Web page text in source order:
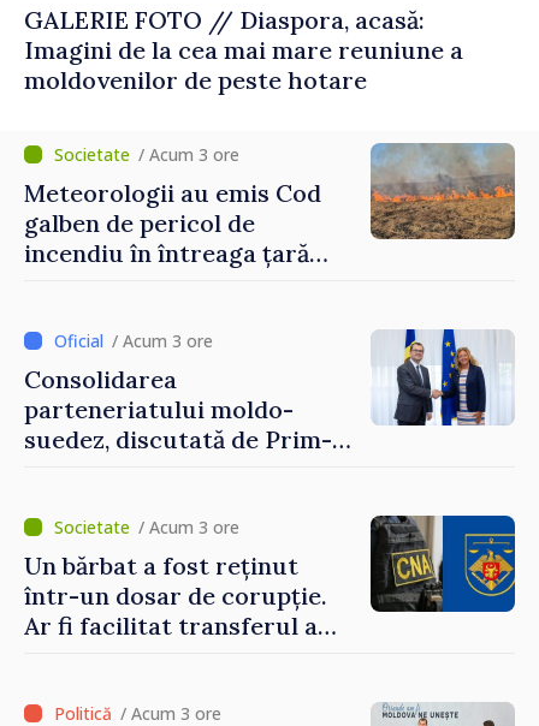
GALERIE FOTO // Diaspora, acasă:
Imagini de la cea mai mare reuniune a
moldovenilor de peste hotare
/ Acum 3 ore
Meteorologii au emis Cod
galben de pericol de
incendiu în întreaga țară
/ Acum 3 ore
Consolidarea
parteneriatului moldo-
suedez, discutată de Prim-
Petra Lärke/ Acum 3 ore
Un bărbat a fost reținut
într-un dosar de corupție.
Ar fi facilitat transferul a
/ Acum 3 ore